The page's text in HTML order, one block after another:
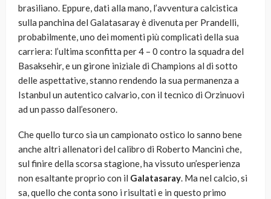
brasiliano. Eppure, dati alla mano, l’avventura calcistica
sulla panchina del Galatasaray è divenuta per Prandelli,
probabilmente, uno dei momenti più complicati della sua
carriera: l’ultima sconfitta per 4 – 0 contro la squadra del
Basaksehir, e un girone iniziale di Champions al di sotto
delle aspettative, stanno rendendo la sua permanenza a
Istanbul un autentico calvario, con il tecnico di Orzinuovi
ad un passo dall’esonero.
Che quello turco sia un campionato ostico lo sanno bene
anche altri allenatori del calibro di Roberto Mancini che,
sul finire della scorsa stagione, ha vissuto un’esperienza
non esaltante proprio con il Galatasaray. Ma nel calcio, si
sa, quello che conta sono i risultati e in questo primo